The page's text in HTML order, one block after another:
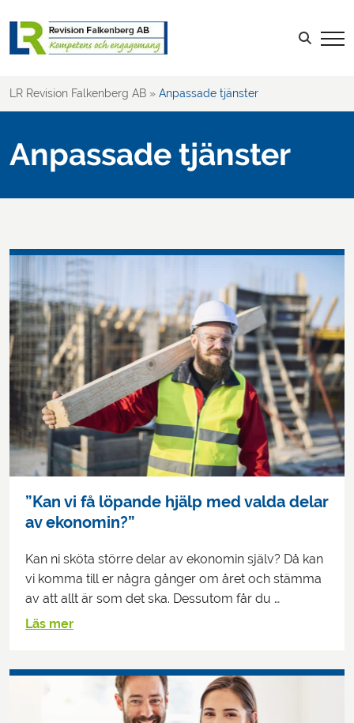
LOGGA IN Sök efter:
LR Revision Falkenberg AB » Anpassade tjänster
Anpassade tjänster
”Kan vi få löpande hjälp med valda delar
av ekonomin?”
Kan ni sköta större delar av ekonomin själv? Då kan
vi komma till er några gånger om året och stämma
av att allt är som det ska. Dessutom får du …
Läs mer